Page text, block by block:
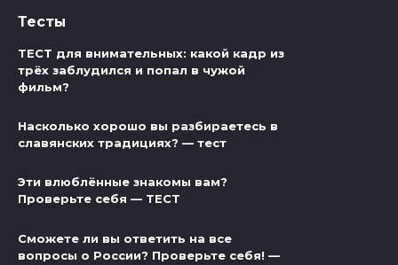
Тесты
ТЕСТ для внимательных: какой кадр из
трёх заблудился и попал в чужой
фильм?
Насколько хорошо вы разбираетесь в
славянских традициях? — тест
Эти влюблённые знакомы вам?
Проверьте себя — ТЕСТ
Сможете ли вы ответить на все
вопросы о России? Проверьте себя! —